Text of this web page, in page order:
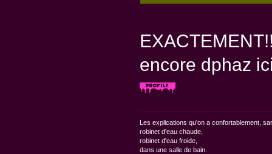
encore dphaz
Les explications qu'on a confortablement,
robinet d'eau chaude,
robinet d'eau froide,
dans une salle de bain.